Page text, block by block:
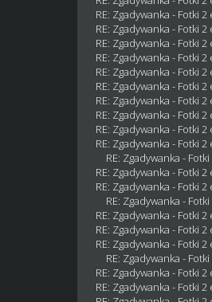
RE: Zgadywanka - Fotki 2
RE: Zgadywanka - Fotki 2
RE: Zgadywanka - Fotki 2
RE: Zgadywanka - Fotki 2
RE: Zgadywanka - Fotki 2
RE: Zgadywanka - Fotki 2
RE: Zgadywanka - Fotki 2
RE: Zgadywanka - Fotki 2
RE: Zgadywanka - Fotki 2
RE: Zgadywanka - Fotki 2
RE: Zgadywanka -
RE: Zgadywanka - Fotki 2
RE: Zgadywanka - Fotki 2
RE: Zgadywanka -
RE: Zgadywanka - Fotki 2
RE: Zgadywanka - Fotki 2
RE: Zgadywanka - Fotki 2
RE: Zgadywanka -
RE: Zgadywanka - Fotki 2
RE: Zgadywanka - Fotki 2